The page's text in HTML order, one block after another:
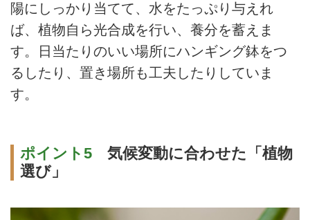
陽にしっかり当てて、水をたっぷり与えれ
ば、植物自ら光合成を行い、養分を蓄えま
す。日当たりのいい場所にハンギング鉢をつ
るしたり、置き場所も工夫したりしていま
す。
ポイント5気候変動に合わせた「植物
選び」